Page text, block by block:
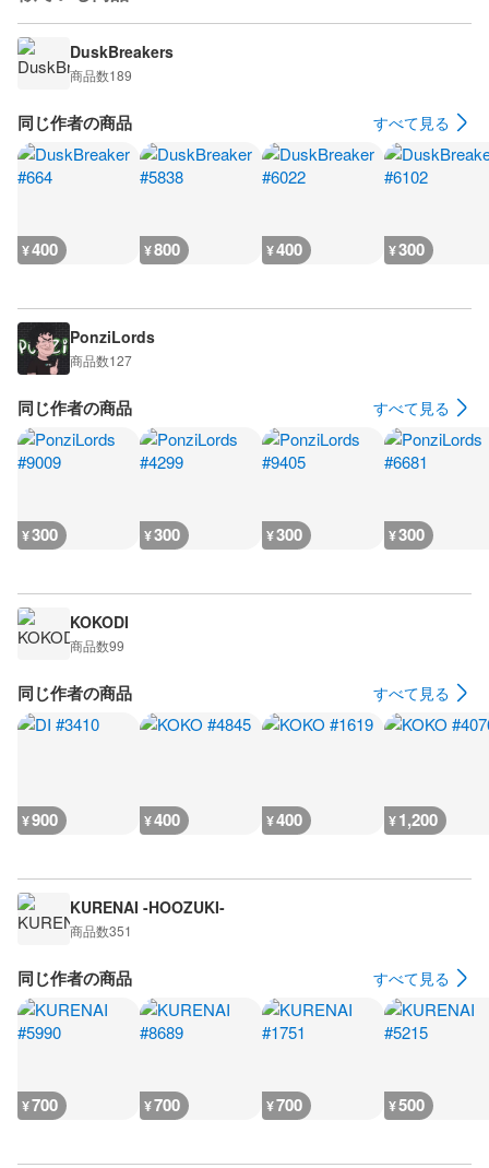
DuskBreakers
商品数189
同じ作者の商品 すべて見る
¥400 ¥800 ¥400 ¥300
PonziLords
商品数127
同じ作者の商品 すべて見る
¥300 ¥300 ¥300 ¥300
KOKODI
商品数99
同じ作者の商品 すべて見る
¥900 ¥400 ¥400 ¥1,200
KURENAI -HOOZUKI-
商品数351
同じ作者の商品 すべて見る
¥700 ¥700 ¥700 ¥500